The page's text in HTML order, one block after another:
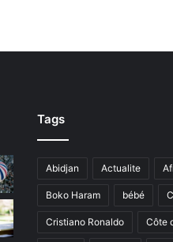
Tags
Abidjan Actualite
Boko Haram bébé
Cristiano Ronaldo Côte